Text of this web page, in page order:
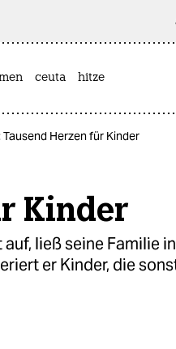
ceuta hitze
Herzen für Kinder
Kinder
ließ seine Familie in
er Kinder, die